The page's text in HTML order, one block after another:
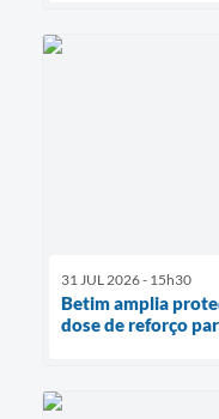
31 JUL 2026 - 15h30
Betim amplia
dose de reforço